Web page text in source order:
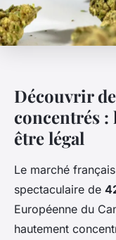
Découvrir
concentrés
être légal
Le marché
spectaculaire de
Européenne du
hautement